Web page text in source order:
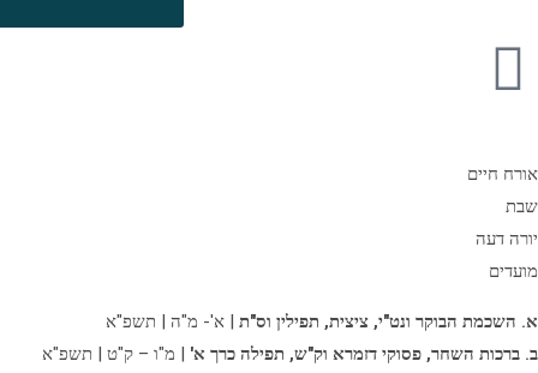
אורח חיים
שבת
יורה דעה
מועדים
א. השכמת הבוקר ונט"י, ציצית, תפילין וס"ת | א'- מ"ה | תשפ"א
ב. ברכות השחר, פסוקי דזמרא וק"ש, תפילה כרך א' | מ"ו – ק"ט | תשפ"א